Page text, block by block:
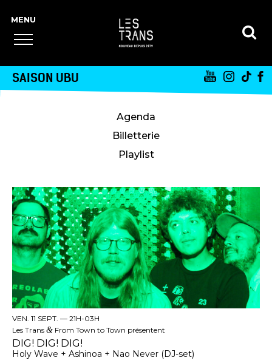
SAISON UBU
Agenda
Billetterie
Playlist
VEN. 11 SEPT. — 21H-03H
Les Trans & From Town to Town présentent
DIG! DIG! DIG!
Holy Wave + Ashinoa + Nao Never (DJ-set)